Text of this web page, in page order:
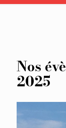
Nos
2025